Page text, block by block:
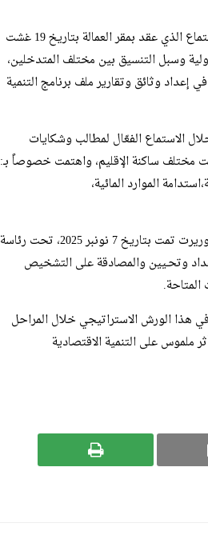
و في مستهل كلمته الافتتاحية، أكد المسؤول الإقليمي أن هذا اللقاء يأتي تتويجا للاجتماع الذي عقد بمقر العمالة بتاريخ 19 غشت
وسبل التنسيق بين مختلف المتدخلين،
وثائق وتقارير ملف برنامج التنمية
الاستماع الفعّال لمطالب وشكايات
مختلف ساكنة الإقليم، واهتمت خصوصاً بـ:
الموارد المائية،
يُذكر أن الانطلاقة الرسمية للمشاورات بشأن برنامج التنمية الترابية المندمجة لإقليم تاوريرت تمت بتاريخ 7 نونبر 2025، تحت رئاسة
وتحـيين والمصادقة على التشخيص
المتاحة.
هذا الورش الاستراتيجي خلال المراحل
ملموس على التنمية الاقتصادية